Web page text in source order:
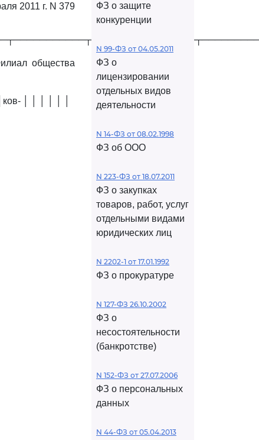
2011 г. N 379
общества
│ │ │ │ │ │
ФЗ о защите
конкуренции
N 99-ФЗ от 04.05.2011
ФЗ о
лицензировании
отдельных видов
деятельности
N 14-ФЗ от 08.02.1998
ФЗ об ООО
N 223-ФЗ от 18.07.2011
ФЗ о закупках
товаров, работ, услуг
отдельными видами
юридических лиц
N 2202-1 от 17.01.1992
ФЗ о прокуратуре
N 127-ФЗ 26.10.2002
ФЗ о
несостоятельности
(банкротстве)
N 152-ФЗ от 27.07.2006
ФЗ о персональных
данных
N 44-ФЗ от 05.04.2013